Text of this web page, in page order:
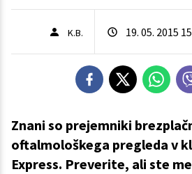
K.B. 19. 05. 2015
Znani so prejemniki
oftalmološkega pregleda v
Express. Preverite, ali ste